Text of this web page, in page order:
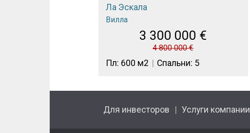
Ла Эскала
Вилла
3 300 000 €
4 800 000€
Пл: 600 м2 Спальни: 5
Для инвесторов Услуги компании